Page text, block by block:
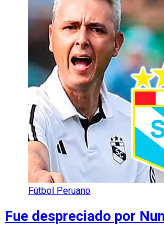
Fútbol Peruano
Fue despreciado por